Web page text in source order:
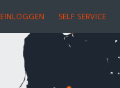
EINLOGGEN SELF SERVICE